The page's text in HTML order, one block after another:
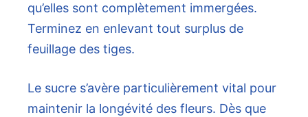
qu’elles sont complètement immergées.
Terminez en enlevant tout surplus de
feuillage des tiges.
Le sucre s’avère particulièrement vital pour
maintenir la longévité des fleurs. Dès que